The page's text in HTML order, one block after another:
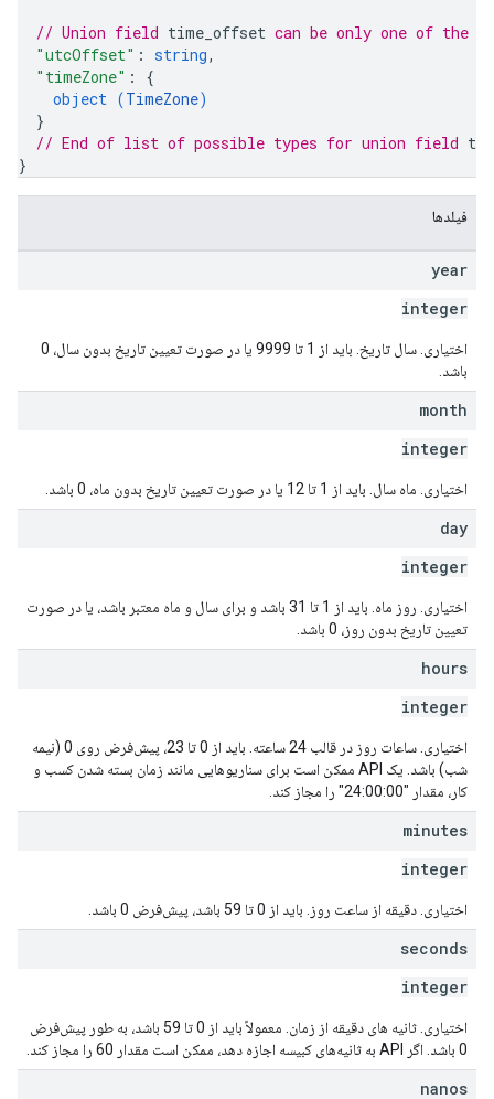
// Union field time_offset can be only one of the
"utcOffset" : string,
"timeZone" : {
object (TimeZone)
}
// End of list of possible types for union field
}
فیلدها
year
integer
اختیاری. سال تاریخ. باید از 1 تا 9999 یا در صورت تعیین تاریخ بدون سال، 0
باشد.
month
integer
اختیاری. ماه سال. باید از 1 تا 12 یا در صورت تعیین تاریخ بدون ماه، 0 باشد.
day
integer
اختیاری. روز ماه. باید از 1 تا 31 باشد و برای سال و ماه معتبر باشد، یا در صورت
تعیین تاریخ بدون روز، 0 باشد.
hours
integer
اختیاری. ساعات روز در قالب 24 ساعته. باید از 0 تا 23، پیش‌فرض روی 0 (نیمه
شب) باشد. یک API ممکن است برای سناریوهایی مانند زمان بسته شدن کسب و
کار، مقدار "24:00:00" را مجاز کند.
minutes
integer
اختیاری. دقیقه از ساعت روز. باید از 0 تا 59 باشد، پیش‌فرض 0 باشد.
seconds
integer
اختیاری. ثانیه های دقیقه از زمان. معمولاً باید از 0 تا 59 باشد، به طور پیش‌فرض
0 باشد. اگر API به ثانیه‌های کبیسه اجازه دهد، ممکن است مقدار 60 را مجاز کند.
nanos